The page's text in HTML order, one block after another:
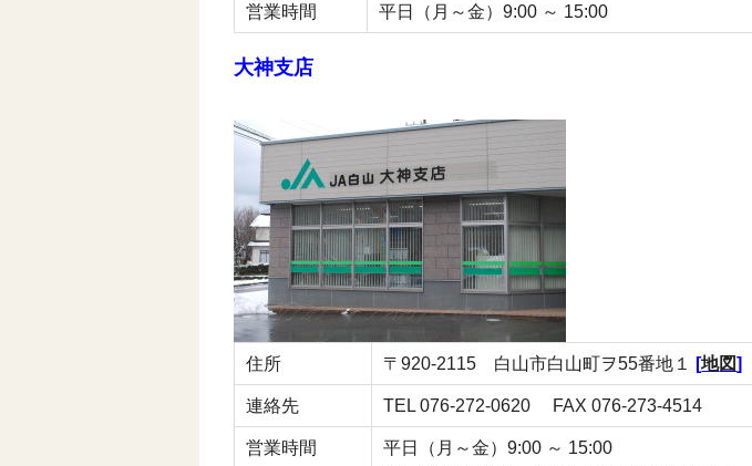
営業時間 平日（月～金）9:00 ～ 15:00
大神支店
住所 〒920-2115 白山市白山町ヲ55番地１ [地図]
連絡先 TEL 076-272-0620 FAX 076-273-4514
営業時間
平日（月～金）9:00 ～ 15:00